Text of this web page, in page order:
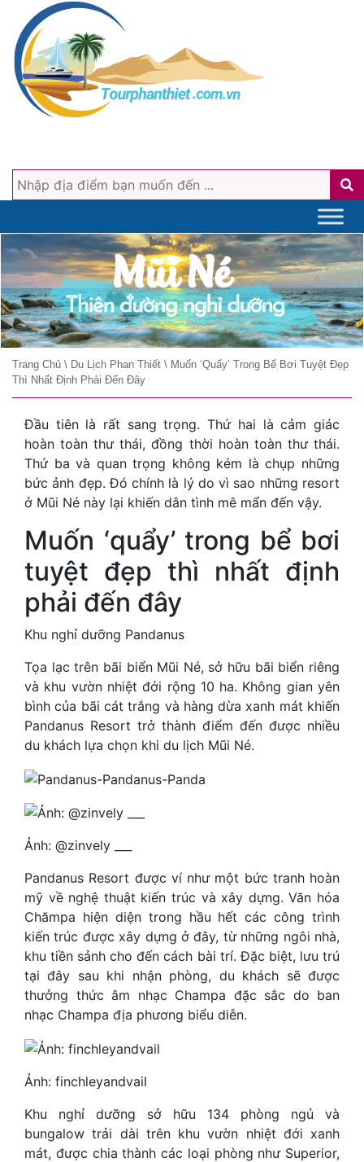
Trang Chủ \ Du Lịch Phan Thiết \ Muốn ‘quẩy’ Trong Bể Bơi Tuyệt Đẹp
Thì Nhất Định Phải Đến Đây
Đầu tiên là rất sang trọng. Thứ hai là cảm giác
hoàn toàn thư thái, đồng thời hoàn toàn thư thái.
Thứ ba và quan trọng không kém là chụp những
bức ảnh đẹp. Đó chính là lý do vì sao những resort
ở Mũi Né này lại khiến dân tình mê mẩn đến vậy.
Muốn ‘quẩy’ trong bể bơi
tuyệt đẹp thì nhất định
phải đến đây
Khu nghỉ dưỡng Pandanus
Tọa lạc trên bãi biển Mũi Né, sở hữu bãi biển riêng
và khu vườn nhiệt đới rộng 10 ha. Không gian yên
bình của bãi cát trắng và hàng dừa xanh mát khiến
Pandanus Resort trở thành điểm đến được nhiều
du khách lựa chọn khi du lịch Mũi Né.
Ảnh: @zinvely ___
Pandanus Resort được ví như một bức tranh hoàn
mỹ về nghệ thuật kiến ​​trúc và xây dựng. Văn hóa
Chămpa hiện diện trong hầu hết các công trình
kiến ​​trúc được xây dựng ở đây, từ những ngôi nhà,
khu tiền sảnh cho đến cách bài trí. Đặc biệt, lưu trú
tại đây sau khi nhận phòng, du khách sẽ được
thưởng thức âm nhạc Champa đặc sắc do ban
nhạc Champa địa phương biểu diễn.
Ảnh: finchleyandvail
Khu nghỉ dưỡng sở hữu 134 phòng ngủ và
bungalow trải dài trên khu vườn nhiệt đới xanh
mát, được chia thành các loại phòng như Superior,